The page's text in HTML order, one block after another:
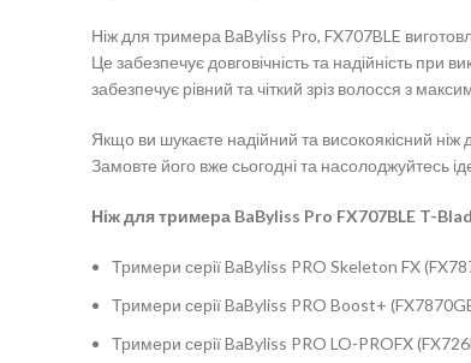
Ніж для тримера BaByliss Pro, FX707BLE
Це забезпечує довговічність та надійність при
забезпечує рівний та чіткий зріз волосся з
Якщо ви шукаєте надійний та високоякісний
Замовте його вже сьогодні та насолоджуйтесь
Ніж для тримера BaByliss Pro FX707BLE T-
Тримери серії BaByliss PRO Skeleton FX
Тримери серії BaByliss PRO Boost+
Тримери серії BaByliss PRO LO-PROFX